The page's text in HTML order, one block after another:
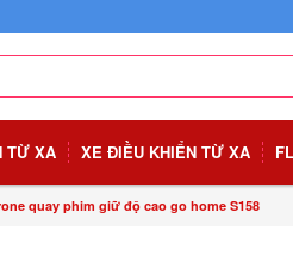
TỪ XA XE ĐIỀU KHIỂN TỪ XA
quay phim giữ độ cao go home S158